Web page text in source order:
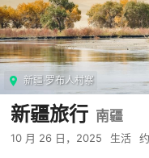
新疆·罗布人村寨
新疆旅行 南疆
10 月 26 日，2025 生活 约